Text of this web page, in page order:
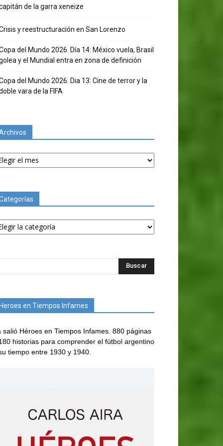
de la garra xeneize
y reestructuración en San Lorenzo
del Mundo 2026. Día 14: México vuela, Brasil
y el Mundial entra en zona de definición
del Mundo 2026. Dia 13: Cine de terror y la
vara de la FIFA
Heroes en Tiempos Infames
salió Héroes en Tiempos Infames. 880 páginas
historias para comprender el fútbol argentino
tiempo entre 1930 y 1940.